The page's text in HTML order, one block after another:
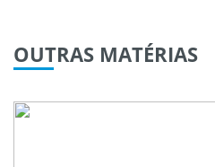
OUTRAS MATÉRIAS